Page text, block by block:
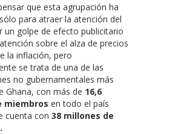
que esta agrupación ha
para atraer la atención del
un golpe de efecto publicitario
sobre el alza de precios
la inflación, pero
se trata de una de las
no gubernamentales más
Ghana, con más de 16,6
miembros en todo el país
cuenta con 38 millones de